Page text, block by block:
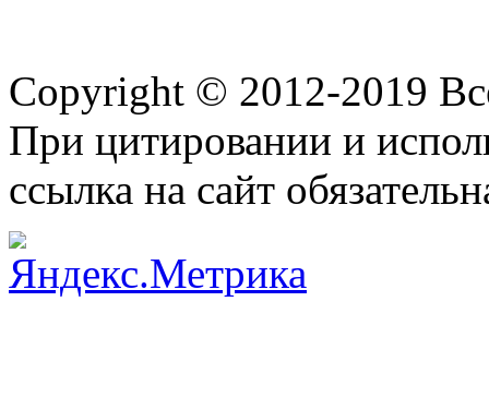
Copyright © 2012-2019
При цитировании и
ссылка на сайт